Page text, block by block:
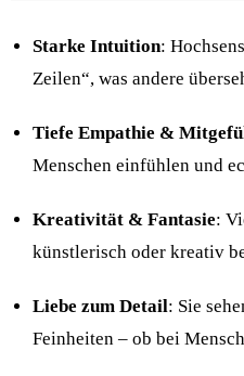
Starke Intuition:
Zeilen“, was andere
Tiefe Empathie &
Menschen einfühlen und
Kreativität & Fantasie:
künstlerisch oder kreativ
Liebe zum Detail: Sie
Feinheiten – ob bei